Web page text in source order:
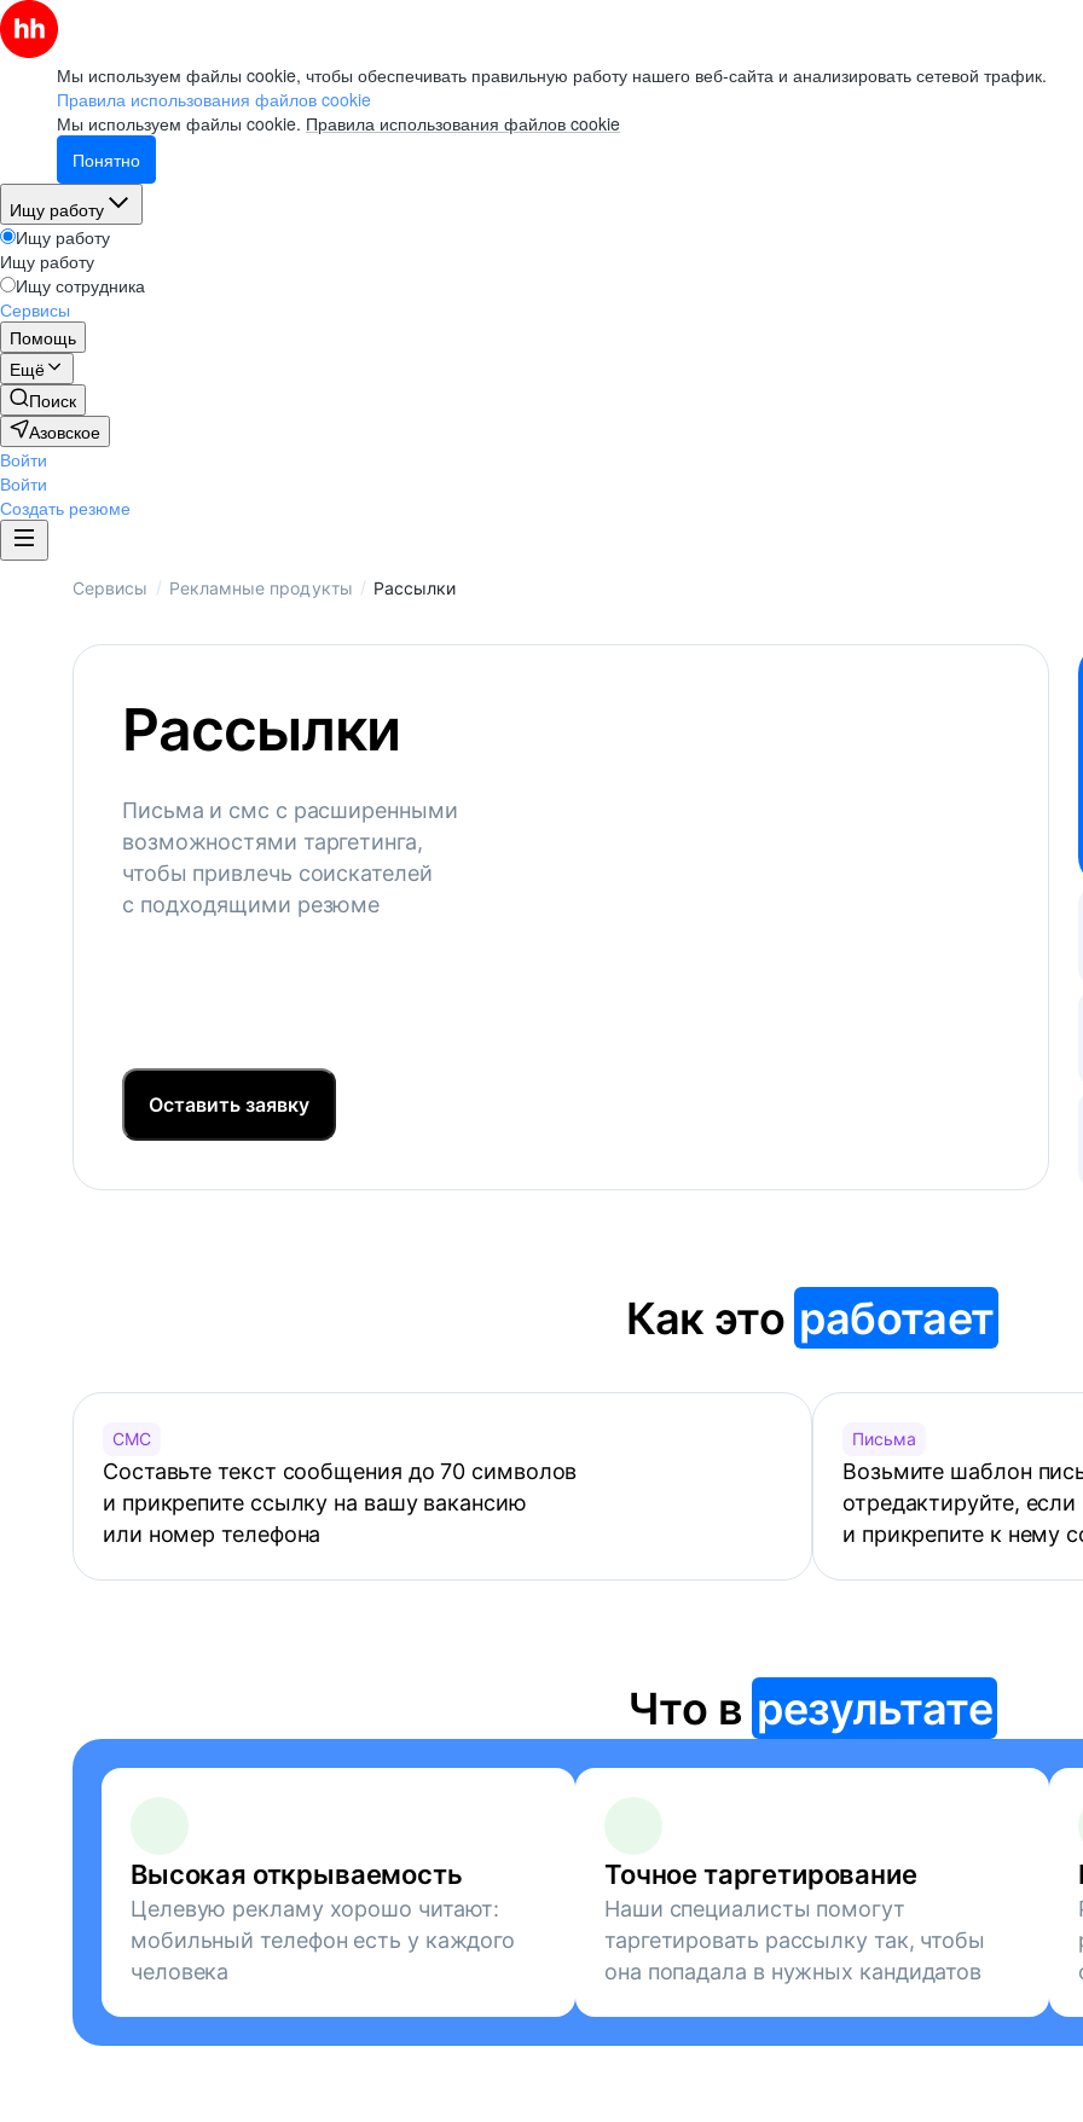
Мы используем файлы cookie, чтобы обеспечивать правильную работу нашего веб-сайта и анализировать сетевой трафик.
Правила использования файлов cookie
Мы используем файлы cookie. Правила использования файлов cookie
Понятно
Ищу работу
Ищу работу
Ищу работу
Ищу сотрудника
Сервисы
Помощь
Ещё
Поиск
Азовское
Войти
Войти
Создать резюме
Сервисы / Рекламные продукты / Рассылки
Рассылки
Письма и смс с расширенными
возможностями таргетинга,
чтобы привлечь соискателей
с подходящими резюме
Оставить заявку
Как это работает
СМС
Составьте текст сообщения до 70 символов
и прикрепите ссылку на вашу вакансию
или номер телефона
Письма
Возьмите шаблон
отредактируйте,
и прикрепите к нему
Что в результате
Высокая открываемость
Целевую рекламу хорошо читают:
мобильный телефон есть у каждого
человека
Точное таргетирование
Наши специалисты помогут
таргетировать рассылку так, чтобы
она попадала в нужных кандидатов